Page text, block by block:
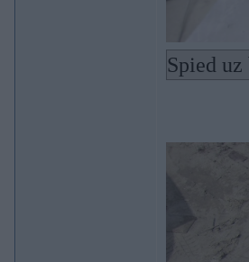
Spied